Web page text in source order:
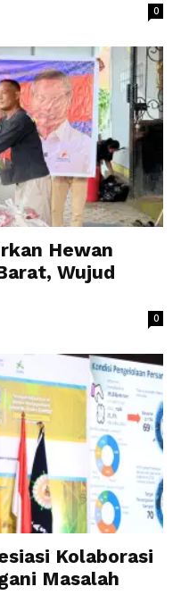
0
Hewan
Wujud
0
Kolaborasi
Masalah